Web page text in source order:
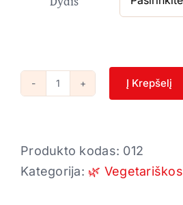
produkto
🌿
Į Krepšelį
Produkto kodas: 012
Kategorija: 🌿 Vegetariškos